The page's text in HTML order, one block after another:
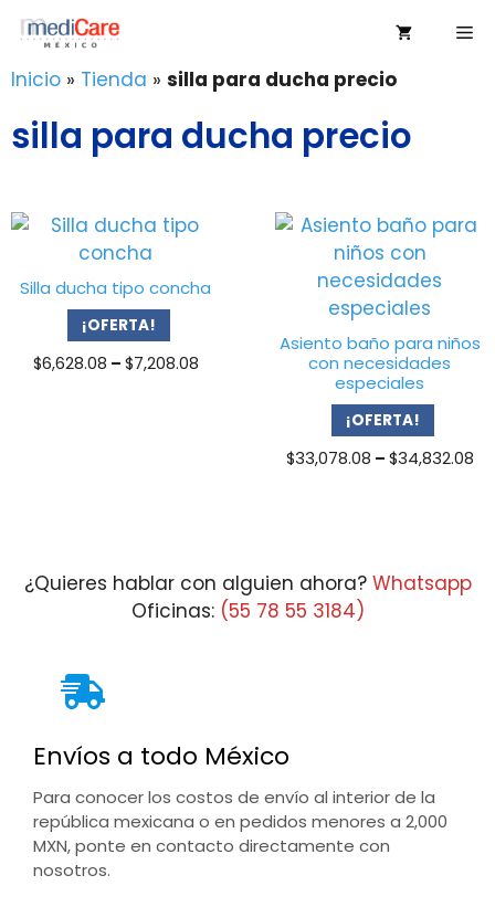
Saltar
contenido
Inicio » Tienda » silla para ducha precio
silla para ducha precio
Silla ducha tipo concha
¡OFERTA!
$6,628.08 – $7,208.08Price
Asiento baño para niños
con necesidades
especiales
¡OFERTA!
$33,078.08 – $34,832.08
¿Quieres hablar con alguien ahora? Whatsapp
Oficinas: (55 78 55 3184)
Envíos a todo México
Para conocer los costos de envío al interior de la
república mexicana o en pedidos menores a 2,000
MXN, ponte en contacto directamente con
nosotros.